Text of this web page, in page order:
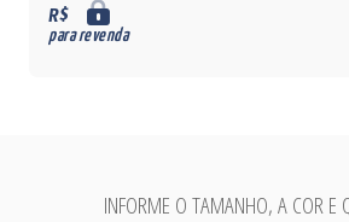
R$
para revenda
INFORME O TAMANHO, A COR E